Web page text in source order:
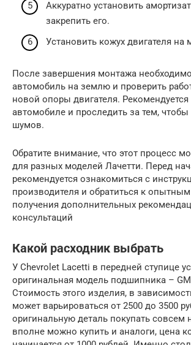
Аккуратно установить
закрепить его.
Установить кожух двигателя на
После завершения монтажа
автомобиль на землю и проверить
новой опоры двигателя. Рекомендуется
автомобиле и проследить за тем,
шумов.
Обратите внимание, что этот процесс
для разных моделей Лачетти. Перед
рекомендуется ознакомиться с
производителя и обратиться к
получения дополнительных
консультаций
Какой расходник выбрать
У Chevrolet Lacetti в передней ступице
оригинальная модель подшипника – GM
Стоимость этого изделия, в
может варьироваться от 2500 до 3500
оригинальную деталь покупать совсем
вполне можно купить и аналоги, цена